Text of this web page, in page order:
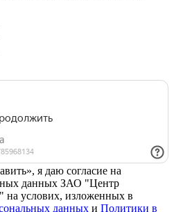
я даю согласие на
данных ЗАО "Центр
на услових, изложенных в
данных и Политики в